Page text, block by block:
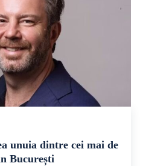
unuia dintre cei mai de
București